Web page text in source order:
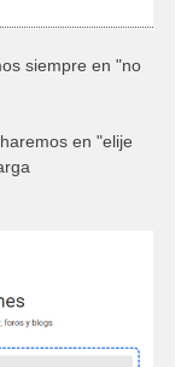
siempre en "no
en "elije